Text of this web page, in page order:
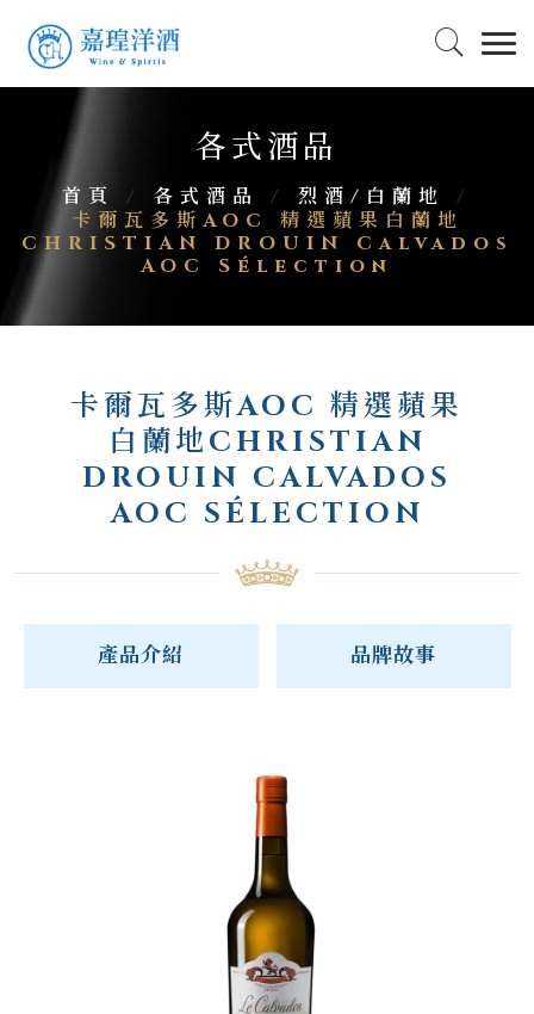
各式酒品
首頁 / 各式酒品 / 烈酒/白蘭地
/
卡爾瓦多斯AOC 精選蘋果白蘭地
CHRISTIAN DROUIN Calvados
AOC Sélection
卡爾瓦多斯AOC 精選蘋果
白蘭地CHRISTIAN
DROUIN CALVADOS
AOC SÉLECTION
產品介紹 品牌故事